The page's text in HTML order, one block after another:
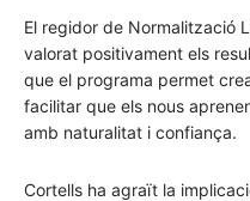
El regidor de Normalització
valorat positivament els
que el programa permet
facilitar que els nous
amb naturalitat i confiança.
Cortells ha agraït la